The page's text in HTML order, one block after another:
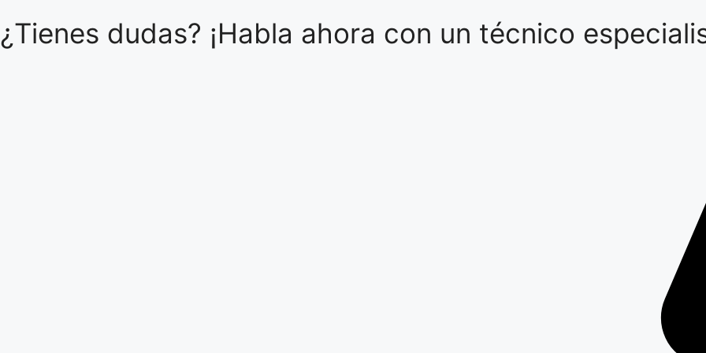
¿Tienes dudas? ¡Habla ahora con un técnico